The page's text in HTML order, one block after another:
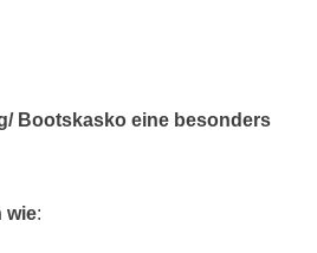
Bootskasko eine besonders
wie: